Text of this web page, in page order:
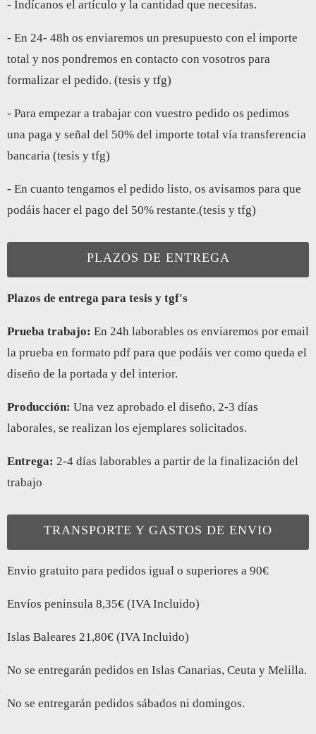
- Indícanos el artículo y la cantidad que necesitas.
- En 24- 48h os enviaremos un presupuesto con el importe
total y nos pondremos en contacto con vosotros para
formalizar el pedido. (tesis y tfg)
- Para empezar a trabajar con vuestro pedido os pedimos
una paga y señal del 50% del importe total vía transferencia
bancaria (tesis y tfg)
- En cuanto tengamos el pedido listo, os avisamos para que
podáis hacer el pago del 50% restante.(tesis y tfg)
PLAZOS DE ENTREGA
Plazos de entrega para tesis y tgf's
Prueba trabajo: En 24h laborables os enviaremos por email
la prueba en formato pdf para que podáis ver como queda el
diseño de la portada y del interior.
Producción: Una vez aprobado el diseño, 2-3 días
laborales, se realizan los ejemplares solicitados.
Entrega: 2-4 días laborables a partir de la finalización del
trabajo
TRANSPORTE Y GASTOS DE ENVIO
Envio gratuito para pedidos igual o superiores a 90€
Envíos peninsula 8,35€ (IVA Incluido)
Islas Baleares 21,80€ (IVA Incluido)
No se entregarán pedidos en Islas Canarias, Ceuta y Melilla.
No se entregarán pedidos sábados ni domingos.